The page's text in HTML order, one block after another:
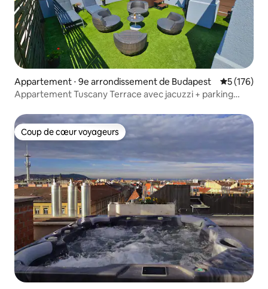
Appartement ⋅ 9e arrondissement de Budapest Évaluation
5 (176)
Appartement Tuscany Terrace avec jacuzzi + parking
Coup de cœur voyageurs
Coup de cœur voyageurs